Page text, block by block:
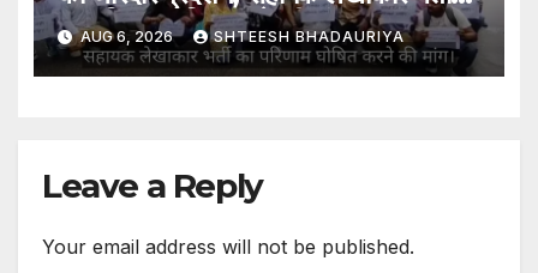
का परिणाम घोषित करने की मांग
AUG 6, 2026 SHTEESH BHADAURIYA
Leave a Reply
Your email address will not be published.